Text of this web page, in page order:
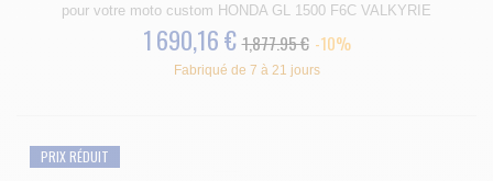
pour votre moto custom HONDA GL 1500 F6C VALKYRIE
1 690,16 € 1,877.95 € -10%
Fabriqué de 7 à 21 jours
PRIX RÉDUIT